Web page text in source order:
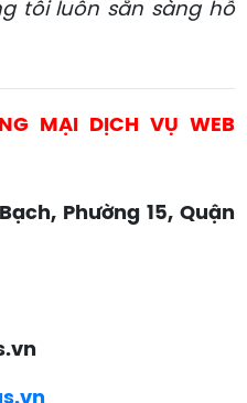
tôi luôn sẵn sàng hỗ
MẠI DỊCH VỤ WEB
Phường 15, Quận